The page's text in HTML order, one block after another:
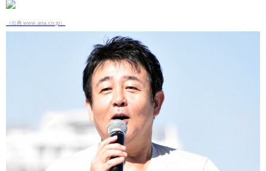
（出典 www.ana.co.jp）